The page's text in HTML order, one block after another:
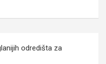
odredišta za